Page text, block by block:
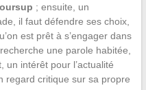
; ensuite, un
il faut défendre ses choix,
est prêt à s’engager dans
une parole habitée,
un intérêt pour l’actualité
regard critique sur sa propre